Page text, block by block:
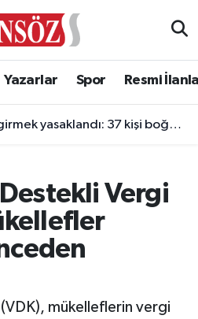
Yazarlar Spor Resmi
37 kişi boğulmaktan kurtarıldı
Vergi
mükelleflerin vergi
Haritası
ve Fikstür